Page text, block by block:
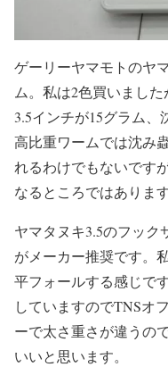
ゲーリーヤマモトのヤ
ム。私は2色買いまし
3.5インチが15グラム、
高比重ワームでは沈み
れるわけでもないです
なるところではあります
ヤマタヌキ3.5のフック
がメーカー推奨です。
平フォールする感じで
していますのでTNSオ
ーで太さ重さが違うの
いいと思います。